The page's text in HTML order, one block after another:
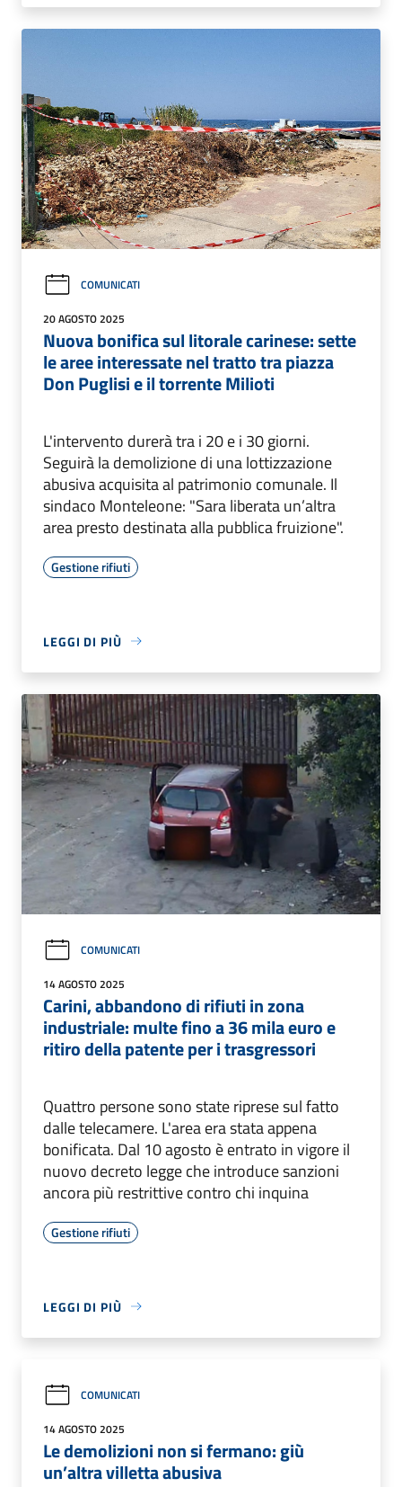
COMUNICATI
20 AGOSTO 2025
Nuova bonifica sul litorale carinese: sette
le aree interessate nel tratto tra piazza
Don Puglisi e il torrente Milioti
L'intervento durerà tra i 20 e i 30 giorni.
Seguirà la demolizione di una lottizzazione
abusiva acquisita al patrimonio comunale. Il
sindaco Monteleone: "Sara liberata un’altra
area presto destinata alla pubblica fruizione".
Gestione rifiuti
LEGGI DI PIÙ
COMUNICATI
14 AGOSTO 2025
Carini, abbandono di rifiuti in zona
industriale: multe fino a 36 mila euro e
ritiro della patente per i trasgressori
Quattro persone sono state riprese sul fatto
dalle telecamere. L'area era stata appena
bonificata. Dal 10 agosto è entrato in vigore il
nuovo decreto legge che introduce sanzioni
ancora più restrittive contro chi inquina
Gestione rifiuti
LEGGI DI PIÙ
COMUNICATI
14 AGOSTO 2025
Le demolizioni non si fermano: giù
un’altra villetta abusiva